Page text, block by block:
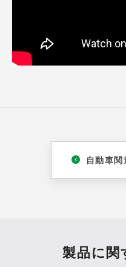
自動車
製品に関